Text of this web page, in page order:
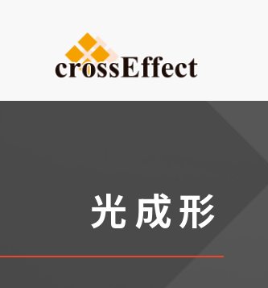
小ロット生産
医療系もの
(グループ
光成形